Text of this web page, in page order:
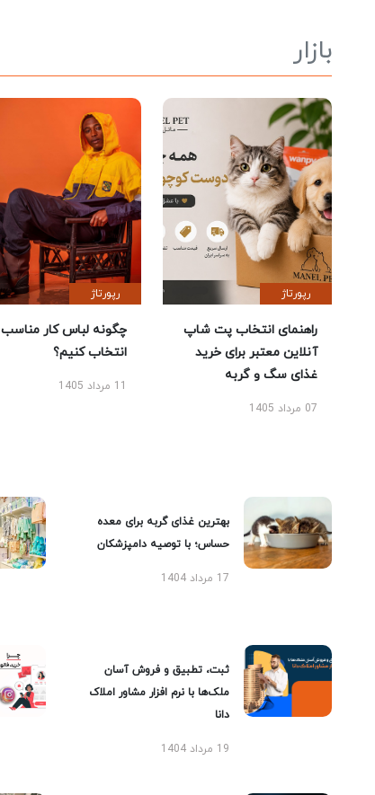
بازار
رپورتاژ
راهنمای انتخاب پت شاپ
آنلاین معتبر برای خرید
غذای سگ و گربه
07 مرداد 1405
رپورتاژ
چگونه لباس کار مناسب
انتخاب کنیم؟
11 مرداد 1405
بهترین غذای گربه برای معده
حساس؛ با توصیه دامپزشکان
17 مرداد 1404
ثبت، تطبیق و فروش آسان
ملک‌ها با نرم افزار مشاور املاک
دانا
19 مرداد 1404